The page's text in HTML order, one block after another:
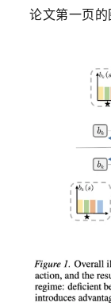
论文第一页的